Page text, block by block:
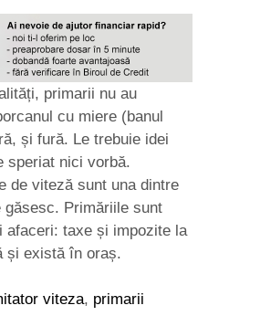
primarii nu au
cu miere (banul
și fură. Le trebuie idei
speriat nici vorbă.
de viteză sunt una dintre
găsesc. Primăriile sunt
afaceri: taxe și impozite la
și există în oraș.
viteza, primarii